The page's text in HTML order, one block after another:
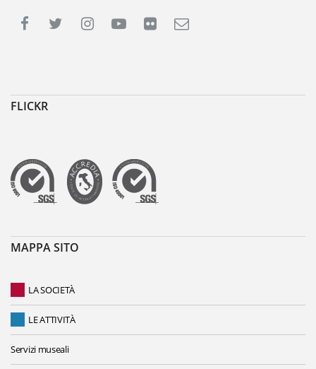
FLICKR
MAPPA SITO
LA SOCIETÀ
LE ATTIVITÀ
Servizi museali